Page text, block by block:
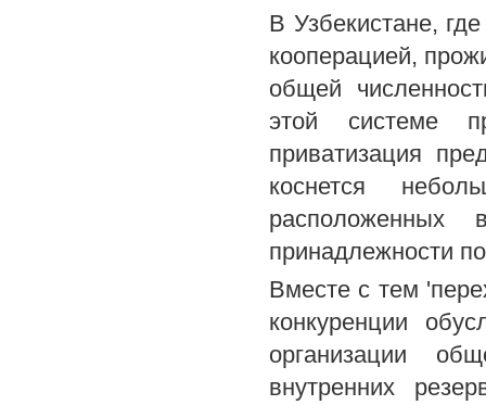
В Узбекистане,
кооперацией,
общей
этой системе
приватизация
коснется
принадлежности
Вместе с тем
конкуренции
организации
внутренних